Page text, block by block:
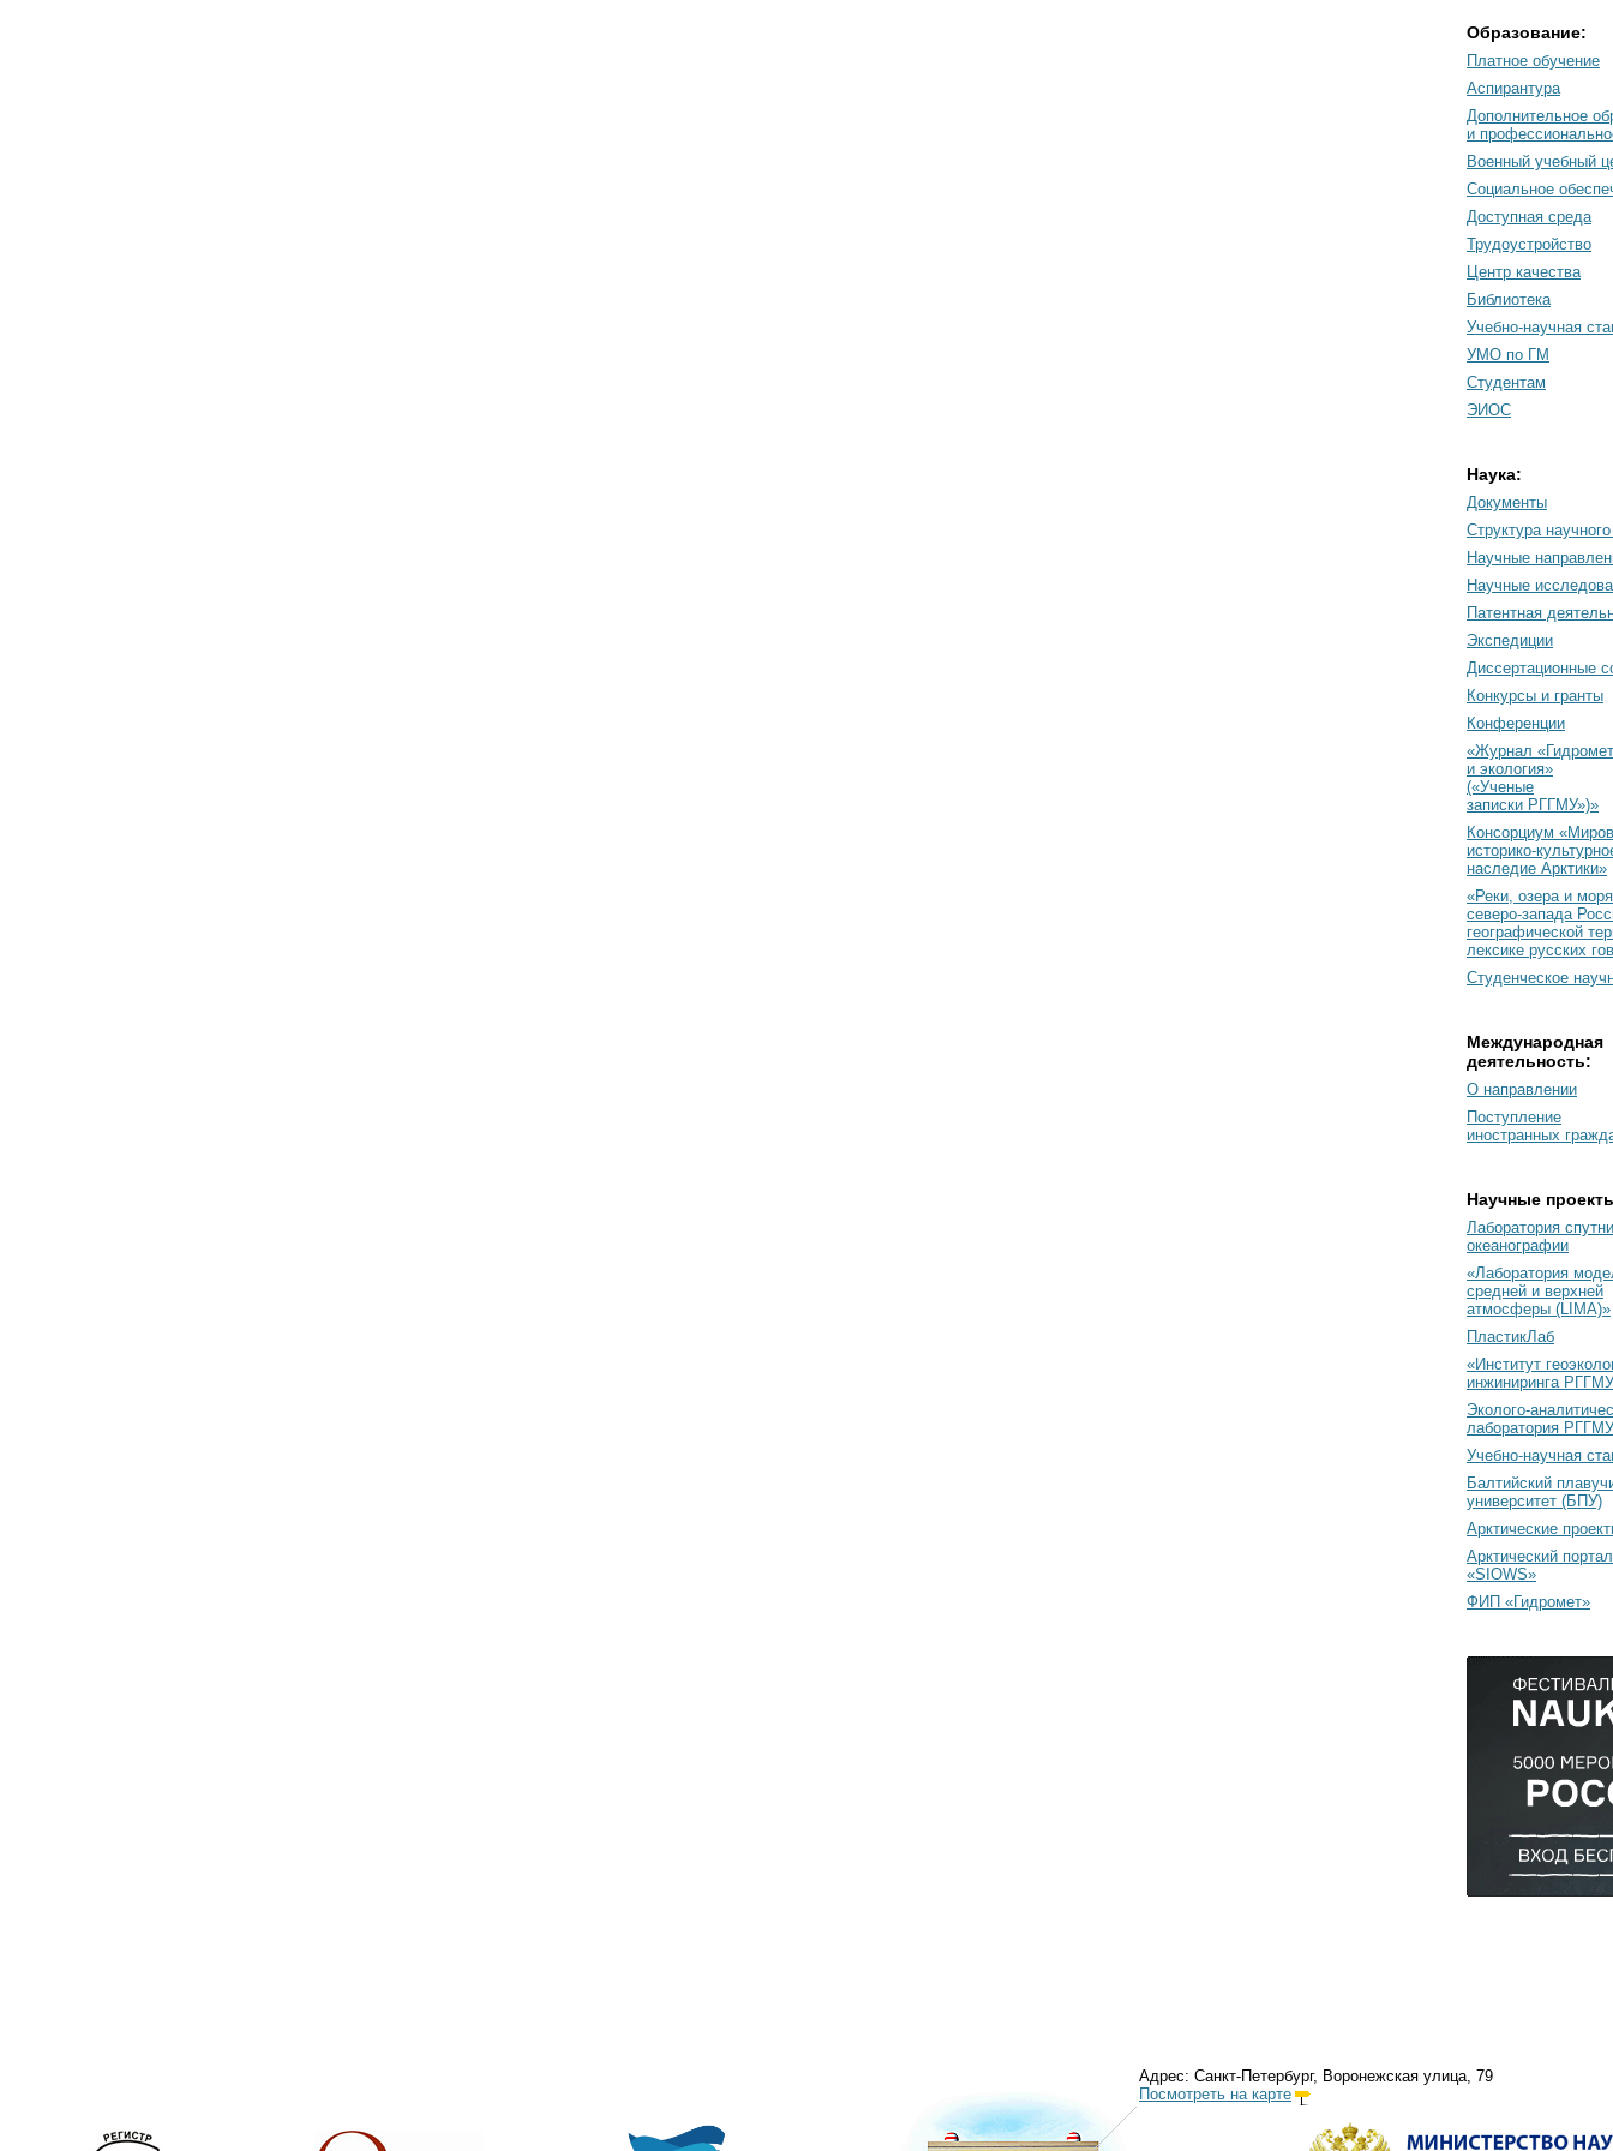
Образование:
Платное обучение
Аспирантура
Дополнительное
и
Военный учебный
Социальное
Доступная среда
Трудоустройство
Центр качества
Библиотека
Учебно-научная
УМО по ГМ
Студентам
ЭИОС
Наука:
Документы
Cтруктура
Научные
Научные
Патентная
Экспедиции
Диссертационные
Конкурсы и гранты
Конференции
«Журнал
и экология»
(«Ученые
записки РГГМУ»)»
Консорциум
историко-
наследие Арктики»
«Реки, озера и моря
северо-запада
географической
лексике русских
Студенческое
Международная
деятельность:
О направлении
Поступление
иностранных
Научные
Лаборатория
океанографии
«Лаборатория
средней и верхней
атмосферы (LIMA)»
ПластикЛаб
«Институт
инжиниринга
Эколого-
лаборатория РГГМУ
Учебно-научная
Балтийский
университет (БПУ)
Арктические
Арктический портал
«SIOWS»
ФИП «Гидромет»
Адрес: Санкт-Петербург, Воронежская улица, 79
Посмотреть на карте